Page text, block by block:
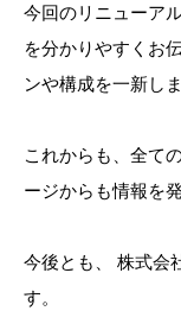
今回のリニューア
を分かりやすくお
ンや構成を一新しま
これからも、全て
ージからも情報を
今後とも、 株式会
す。